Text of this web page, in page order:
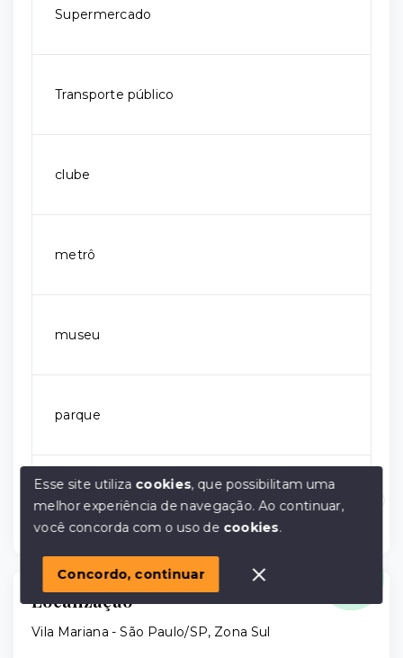
Supermercado
Transporte público
clube
metrô
museu
parque
Localização
Vila Mariana - São Paulo/SP, Zona Sul
Olá! em posso ajudar?
Esse site utiliza cookies, que possibilitam uma
melhor experiência de navegação.Ao continuar,
você concorda com o uso de cookies.
Concordo, continuar